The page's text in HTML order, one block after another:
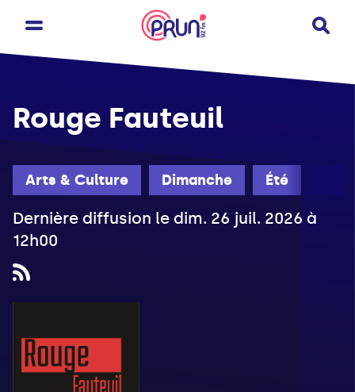
Arts & Culture Dimanche Été
Rouge Fauteuil
Dernière diffusion le dim. 26 juil. 2026 à
12h00